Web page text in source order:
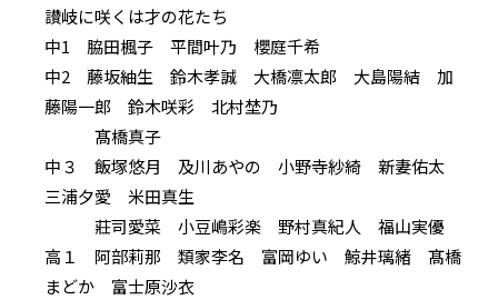
讃岐に咲くは才の花たち
中1 脇田楓子 平間叶乃 櫻庭千希
中2 藤坂紬生 鈴木孝誠 大橋凛太郎 大島陽結 加
藤陽一郎 鈴木咲彩 北村埜乃
髙橋真子
中３ 飯塚悠月 及川あやの 小野寺紗綺 新妻佑太
三浦夕愛 米田真生
莊司愛菜 小豆嶋彩楽 野村真紀人 福山実優
高１ 阿部莉那 類家李名 富岡ゆい 鯨井璃緒 髙橋
まどか 富士原沙衣